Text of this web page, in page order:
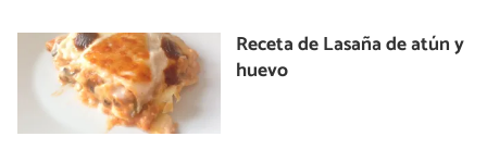
Receta de Lasaña de atún y
huevo